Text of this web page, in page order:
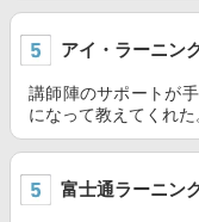
アイ・ラーニン
講師陣のサポートが
になって教えてくれた
富士通ラーニン